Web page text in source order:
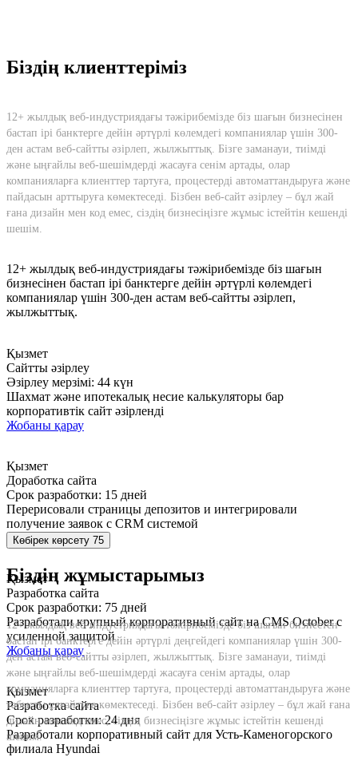
Біздің клиенттеріміз
12+ жылдық веб-индустриядағы тәжірибемізде біз шағын бизнесінен
бастап ірі банктерге дейін әртүрлі көлемдегі компаниялар үшін 300-
ден астам веб-сайтты әзірлеп, жылжыттық. Бізге заманауи, тиімді
және ыңғайлы веб-шешімдерді жасауға сенім артады, олар
компанияларға клиенттер тартуға, процестерді автоматтандыруға және
пайдасын арттыруға көмектеседі. Бізбен веб-сайт әзірлеу – бұл жай
ғана дизайн мен код емес, сіздің бизнесіңізге жұмыс істейтін кешенді
шешім.
12+ жылдық веб-индустриядағы тәжірибемізде біз шағын
бизнесінен бастап ірі банктерге дейін әртүрлі көлемдегі
компаниялар үшін 300-ден астам веб-сайтты әзірлеп,
жылжыттық.
Қызмет
Сайтты әзірлеу
Әзірлеу мерзімі: 44 күн
Шахмат және ипотекалық несие калькуляторы бар
корпоративтік сайт әзірленді
Жобаны қарау
Қызмет
Доработка сайта
Срок разработки: 15 дней
Перерисовали страницы депозитов и интегрировали
получение заявок с CRM системой
Жобаны қарау
Қызмет
Разработка сайта
Срок разработки: 75 дней
Разработали крупный корпоративный сайт на CMS October с
усиленной защитой
Жобаны қарау
Қызмет
Разработка сайта
Срок разработки: 24 дня
Разработали корпоративный сайт для Усть-Каменогорского
филиала Hyundai
Көбірек көрсету 75
Біздің жұмыстарымыз
12+ жылдық веб-индустриядағы тәжірибемізде біз шағын бизнестен
бастап ірі банктерге дейін әртүрлі деңгейдегі компаниялар үшін 300-
ден астам веб-сайтты әзірлеп, жылжыттық. Бізге заманауи, тиімді
және ыңғайлы веб-шешімдерді жасауға сенім артады, олар
компанияларға клиенттер тартуға, процестерді автоматтандыруға және
табысты ұлғайтуға көмектеседі. Бізбен веб-сайт әзірлеу – бұл жай ғана
дизайн мен код емес, сіздің бизнесіңізге жұмыс істейтін кешенді
шешім.